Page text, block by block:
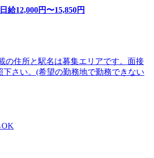
日給12,000円〜15,850円
の住所と駅名は募集エリアです。面接
下さい。(希望の勤務地で勤務できない
OK